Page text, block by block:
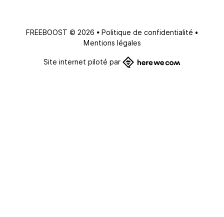
FREEBOOST © 2026 • Politique de confidentialité •
Mentions légales
Site internet piloté par